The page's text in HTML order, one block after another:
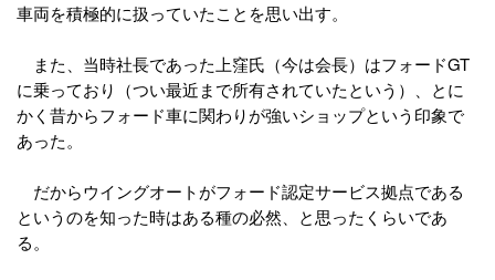
車両を積極的に扱っていたことを思い出す。
また、当時社長であった上窪氏（今は会長）はフォードGT
に乗っており（つい最近まで所有されていたという）、とに
かく昔からフォード車に関わりが強いショップという印象で
あった。
だからウイングオートがフォード認定サービス拠点である
というのを知った時はある種の必然、と思ったくらいであ
る。